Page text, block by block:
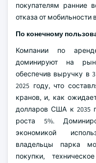
покупателям ранние
отказа от
По конечному
Компании по
доминируют на
обеспечив выручку в
2025 году, что
кранов, и, как
долларов США к 2035
роста 5%.
экономикой
владельцы парка
покупки,